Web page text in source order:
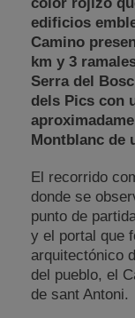
edificios
Camino
km y 3
Serra del
dels Pics con
Montblanc de
El recorrido
donde se
punto de
y el portal que
arquitectónico
del pueblo, el
de sant Antoni.